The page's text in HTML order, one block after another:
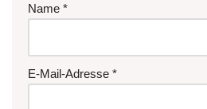
Name *
E-Mail-Adresse *